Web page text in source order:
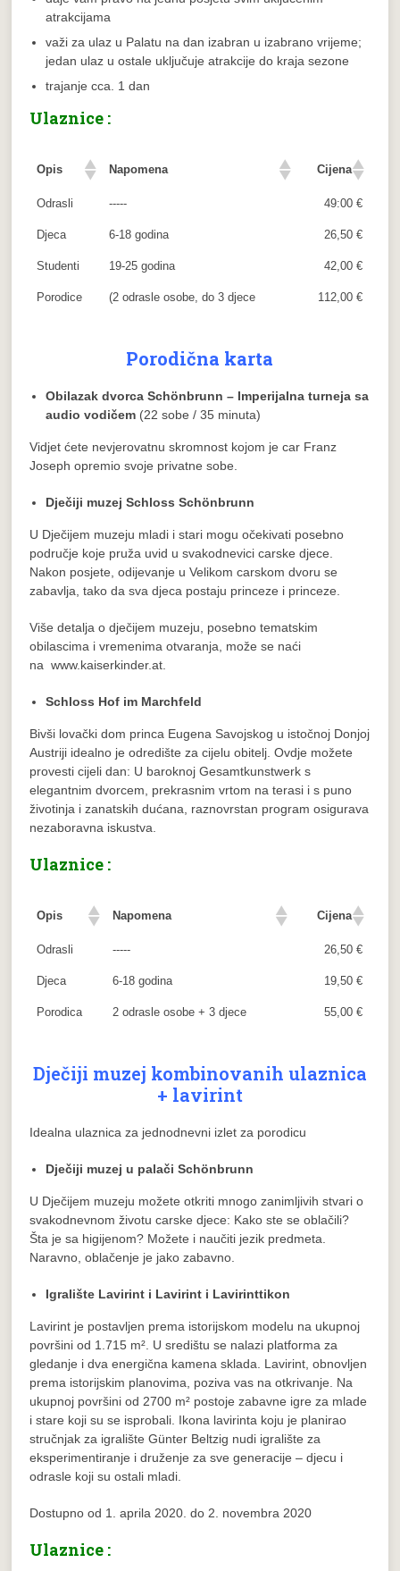
atrakcijama
važi za ulaz u Palatu na dan izabran u izabrano vrijeme;
jedan ulaz u ostale uključuje atrakcije do kraja sezone
trajanje cca. 1 dan
Ulaznice :
Opis Napomena Cijena
Odrasli ----- 49:00 €
Djeca 6-18 godina 26,50 €
Studenti 19-25 godina 42,00 €
Porodice (2 odrasle osobe, do 3 djece 112,00 €
Porodična karta
Obilazak dvorca Schönbrunn – Imperijalna turneja sa
audio vodičem (22 sobe / 35 minuta)
Vidjet ćete nevjerovatnu skromnost kojom je car Franz
Joseph opremio svoje privatne sobe.
Dječiji muzej Schloss Schönbrunn
U Dječijem muzeju mladi i stari mogu očekivati ​​posebno
područje koje pruža uvid u svakodnevici carske djece.
Nakon posjete, odijevanje u Velikom carskom dvoru se
zabavlja, tako da sva djeca postaju princeze i princeze.
Više detalja o dječijem muzeju, posebno tematskim
obilascima i vremenima otvaranja, može se naći
na www.kaiserkinder.at.
Schloss Hof im Marchfeld
Bivši lovački dom princa Eugena Savojskog u istočnoj Donjoj
Austriji idealno je odredište za cijelu obitelj. Ovdje možete
provesti cijeli dan: U baroknoj Gesamtkunstwerk s
elegantnim dvorcem, prekrasnim vrtom na terasi i s puno
životinja i zanatskih dućana, raznovrstan program osigurava
nezaboravna iskustva.
Ulaznice :
Opis Napomena Cijena
Odrasli ----- 26,50 €
Djeca 6-18 godina 19,50 €
Porodica 2 odrasle osobe + 3 djece 55,00 €
Dječiji muzej kombinovanih ulaznica
+ lavirint
Idealna ulaznica za jednodnevni izlet za porodicu
Dječiji muzej u palači Schönbrunn
U Dječijem muzeju možete otkriti mnogo zanimljivih stvari o
svakodnevnom životu carske djece: Kako ste se oblačili?
Šta je sa higijenom? Možete i naučiti jezik predmeta.
Naravno, oblačenje je jako zabavno.
Igralište Lavirint i Lavirint i Lavirinttikon
Lavirint je postavljen prema istorijskom modelu na ukupnoj
površini od 1.715 m². U središtu se nalazi platforma za
gledanje i dva energična kamena sklada. Lavirint, obnovljen
prema istorijskim planovima, poziva vas na otkrivanje. Na
ukupnoj površini od 2700 m² postoje zabavne igre za mlade
i stare koji su se isprobali. Ikona lavirinta koju je planirao
stručnjak za igralište Günter Beltzig nudi igralište za
eksperimentiranje i druženje za sve generacije – djecu i
odrasle koji su ostali mladi.
Dostupno od 1. aprila 2020. do 2. novembra 2020
Ulaznice :